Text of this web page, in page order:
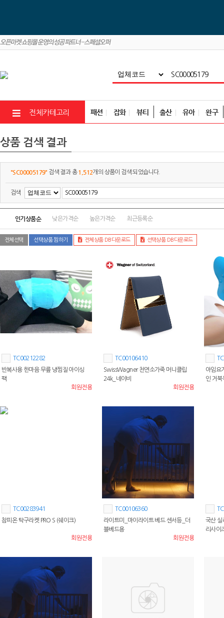
전체카테고리 패션 잡화 뷰티 출산 유아 완구
상품 검색 결과
"SC00005179" 검색 결과 총1,512개의 상품이 검색 되었습니다.
검색
인기상품순 낮은가격순 높은가격순 최근등록순
전체선택 선택상품 찜하기 전체상품 DB다운로드 선택상품 DB다운로드
TC00212282
반복사용 한마음 무릎 냉찜질 아이싱
팩
회원전용
TC00106410
SwissWagner 천연소가죽 머니클립
24k_네이비
회원전용
아임요
인 거북
TC00283941
참피온 탁구라켓 PRO S (쉐이크)
회원전용
TC00106360
라이트미_마이라이트 베드 센서등_더
블베드용
회원전용
국산
리사이